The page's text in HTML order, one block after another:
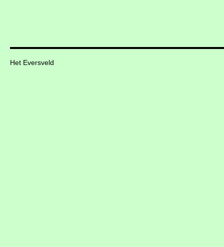
Het Eversveld